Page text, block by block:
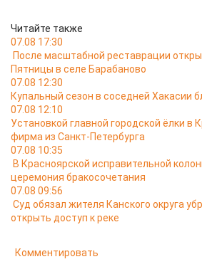
Читайте также
07.08 17:30
После масштабной реставрации
Пятницы в селе Барабаново
07.08 12:30
Купальный сезон в соседней Хакасии
07.08 12:10
Установкой главной городской ёлки в
фирма из Санкт-Петербурга
07.08 10:35
В Красноярской исправительной
церемония бракосочетания
07.08 09:56
Суд обязал жителя Канского округа
открыть доступ к реке
Комментировать